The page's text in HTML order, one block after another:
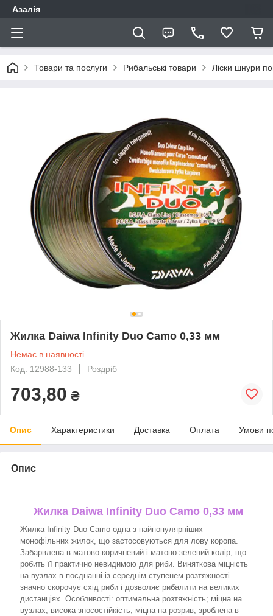
Азалія
Товари та послуги Рибальські товари Ліски шнури
Жилка Daiwa Infinity Duo Camo 0,33 мм
Немає в наявності
Код: 12988-133
Роздріб
703,80 ₴
Опис Характеристики Доставка Оплата Умови
Опис
Жилка Daiwa Infinity Duo Camo 0,33 мм
Жилка Infinity Duo Camo одна з найпопулярніших
монофільних жилок, що застосовуються для лову коропа.
Забарвлена в матово-коричневий і матово-зелений колір, що
робить її практично невидимою для риби. Виняткова міцність
на вузлах в поєднанні із середнім ступенем розтяжності
значно скорочує схід риби і дозволяє рибалити на великих
дистанціях. Особливості: оптимальна розтяжність; міцна на
вузлах; висока зносостійкість; міцна на розрив; зроблена в